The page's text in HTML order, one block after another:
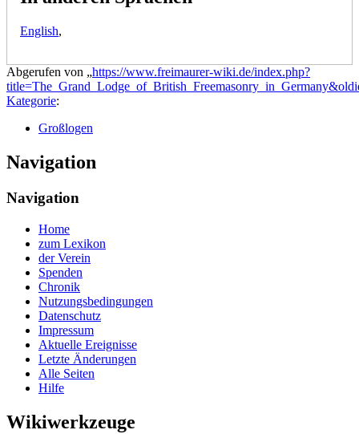
English,
Abgerufen von „https://www.freimaurer-wiki.de/index.php?
Kategorie:
Großlogen
Navigation
Navigation
Home
zum Lexikon
der Verein
Spenden
Chronik
Nutzungsbedingungen
Datenschutz
Impressum
Aktuelle Ereignisse
Letzte Änderungen
Alle Seiten
Hilfe
Wikiwerkzeuge